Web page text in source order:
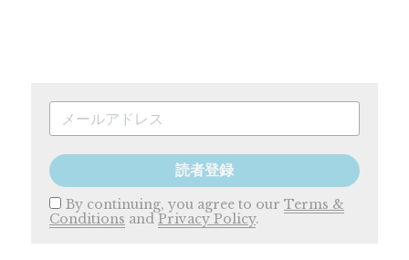
読者登録
By continuing, you agree to our Terms &
Conditions and Privacy Policy.